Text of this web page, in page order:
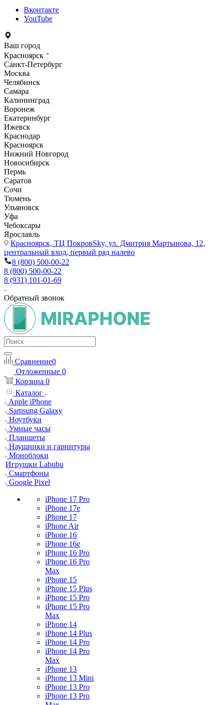
Вконтакте
YouTube
Ваш город
Красноярск
Санкт-Петербург
Москва
Челябинск
Самара
Калининград
Воронеж
Екатеринбург
Ижевск
Краснодар
Красноярск
Нижний Новгород
Новосибирск
Пермь
Саратов
Сочи
Тюмень
Ульяновск
Уфа
Чебоксары
Ярославль
Красноярск, ТЦ ПокровSky, ул. Дмитрия Мартынова, 12,
центральный вход, первый ряд налево
8 (800) 500-00-22
8 (800) 500-00-22
8 (931) 101-01-69
Обратный звонок
Сравнение0
Отложенные 0
Корзина 0
Каталог
Apple iPhone
Samsung Galaxy
Ноутбуки
Умные часы
Планшеты
Наушники и гарнитуры
Моноблоки
Игрушки Labubu
Смартфоны
Google Pixel
iPhone 17 Pro
iPhone 17e
iPhone 17
iPhone Air
iPhone 16
iPhone 16e
iPhone 16 Pro
iPhone 16 Pro
Max
iPhone 15
iPhone 15 Plus
iPhone 15 Pro
iPhone 15 Pro
Max
iPhone 14
iPhone 14 Plus
iPhone 14 Pro
iPhone 14 Pro
Max
iPhone 13
iPhone 13 Mini
iPhone 13 Pro
iPhone 13 Pro